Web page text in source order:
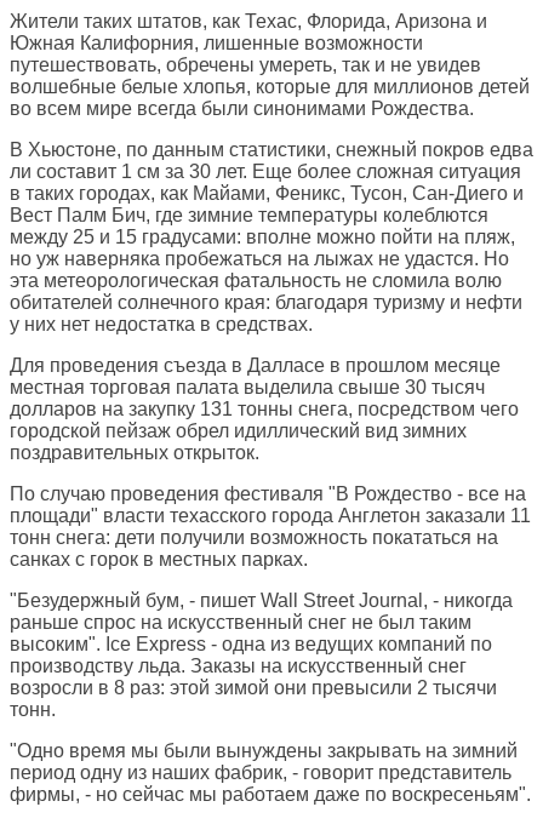
Жители таких штатов, как Техас, Флорида, Аризона и
Южная Калифорния, лишенные возможности
путешествовать, обречены умереть, так и не увидев
волшебные белые хлопья, которые для миллионов детей
во всем мире всегда были синонимами Рождества.
В Хьюстоне, по данным статистики, снежный покров едва
ли составит 1 см за 30 лет. Еще более сложная ситуация
в таких городах, как Майами, Феникс, Тусон, Сан-Диего и
Вест Палм Бич, где зимние температуры колеблются
между 25 и 15 градусами: вполне можно пойти на пляж,
но уж наверняка пробежаться на лыжах не удастся. Но
эта метеорологическая фатальность не сломила волю
обитателей солнечного края: благодаря туризму и нефти
у них нет недостатка в средствах.
Для проведения съезда в Далласе в прошлом месяце
местная торговая палата выделила свыше 30 тысяч
долларов на закупку 131 тонны снега, посредством чего
городской пейзаж обрел идиллический вид зимних
поздравительных открыток.
По случаю проведения фестиваля "В Рождество - все на
площади" власти техасского города Англетон заказали 11
тонн снега: дети получили возможность покататься на
санках с горок в местных парках.
"Безудержный бум, - пишет Wall Street Journal, - никогда
раньше спрос на искусственный снег не был таким
высоким". Ice Express - одна из ведущих компаний по
производству льда. Заказы на искусственный снег
возросли в 8 раз: этой зимой они превысили 2 тысячи
тонн.
"Одно время мы были вынуждены закрывать на зимний
период одну из наших фабрик, - говорит представитель
фирмы, - но сейчас мы работаем даже по воскресеньям".